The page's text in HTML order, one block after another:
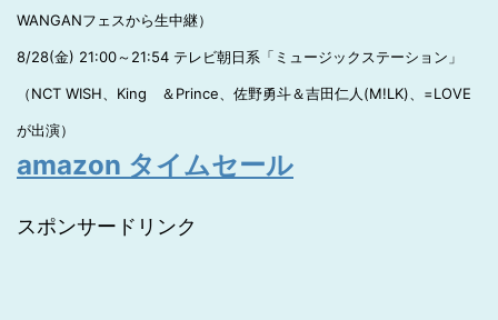
WANGANフェスから生中継）
8/28(金) 21:00～21:54 テレビ朝日系「ミュージックステーション」
（NCT WISH、King ＆Prince、佐野勇斗＆吉田仁人(M!LK)、=LOVE
が出演）
amazon タイムセール
スポンサードリンク